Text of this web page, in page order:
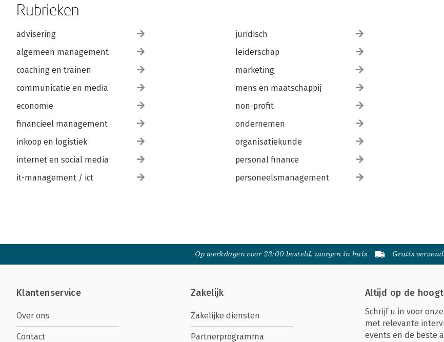
Rubrieken
advisering
algemeen management
coaching en trainen
communicatie en media
economie
financieel management
inkoop en logistiek
internet en social media
it-management / ict
juridisch
leiderschap
marketing
mens en maatschappij
non-profit
ondernemen
organisatiekunde
personal finance
personeelsmanagement
Op werkdagen voor 23:00 besteld, morgen in huis Gratis
Klantenservice
Over ons
Contact
Zakelijk
Zakelijke diensten
Partnerprogramma
Altijd op de
Schrijf u in voor
met relevante
events en de beste